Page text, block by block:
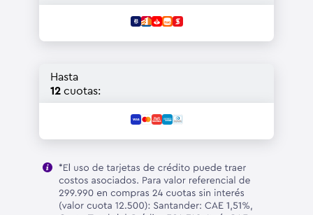
Hasta
12 cuotas: